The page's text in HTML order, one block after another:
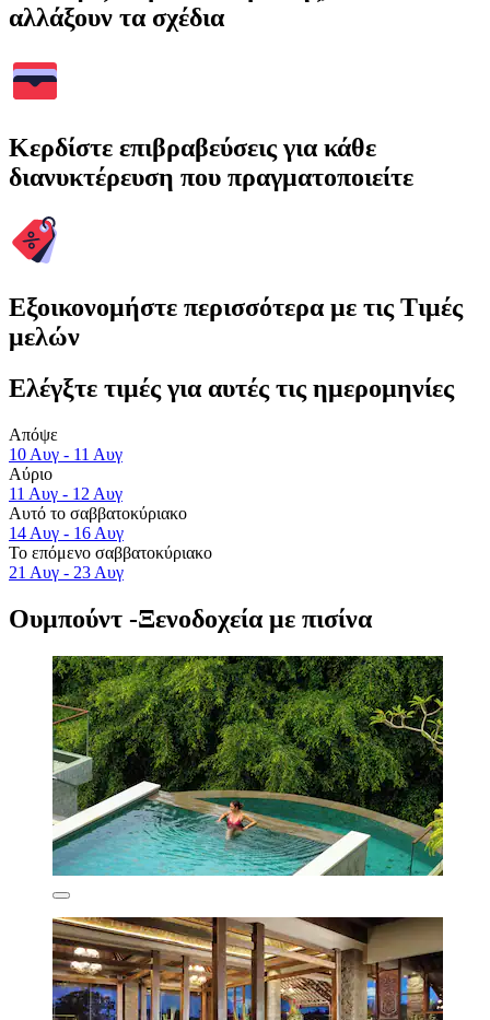
αλλάξουν τα σχέδια
Κερδίστε επιβραβεύσεις για κάθε
διανυκτέρευση που πραγματοποιείτε
Εξοικονομήστε περισσότερα με τις Τιμές
μελών
Ελέγξτε τιμές για αυτές τις ημερομηνίες
Απόψε
10 Αυγ - 11 Αυγ
Αύριο
11 Αυγ - 12 Αυγ
Αυτό το σαββατοκύριακο
14 Αυγ - 16 Αυγ
Το επόμενο σαββατοκύριακο
21 Αυγ - 23 Αυγ
Ουμπούντ -Ξενοδοχεία με πισίνα